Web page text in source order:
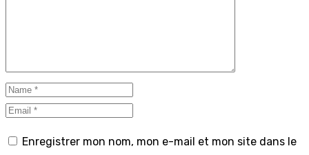
Enregistrer mon nom, mon e-mail et mon site dans le